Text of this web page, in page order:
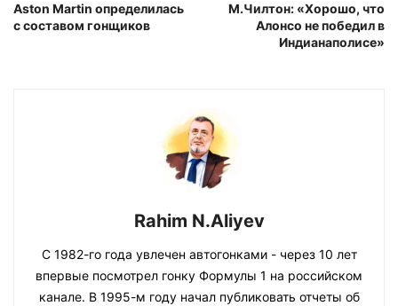
Aston Martin определилась
с составом гонщиков
М.Чилтон: «Хорошо, что
Алонсо не победил в
Индианаполисе»
Rahim N.Aliyev
С 1982-го года увлечен автогонками - через 10 лет
впервые посмотрел гонку Формулы 1 на российском
канале. В 1995-м году начал публиковать отчеты об